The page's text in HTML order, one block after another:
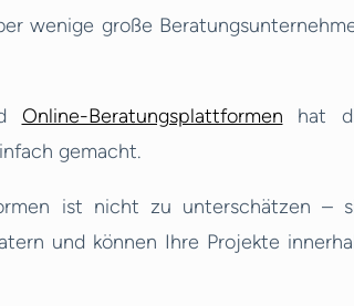
wenige große
Online-Beratungsplattformen hat
gemacht.
ist nicht zu unterschätzen –
und können Ihre Projekte